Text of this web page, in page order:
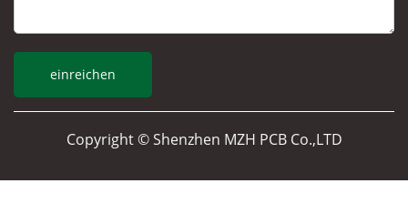
Copyright © Shenzhen MZH PCB Co.,LTD